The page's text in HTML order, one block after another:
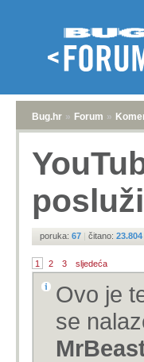
Bug.hr » Forum »
poruka: 67 | čitano: 23.804
1 2 3 sljedeća
Ovo je
se